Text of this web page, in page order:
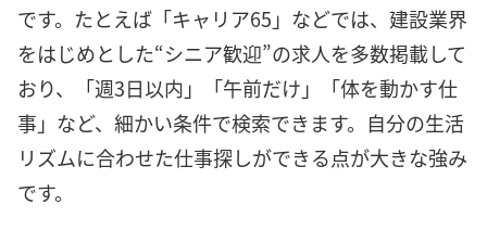
です。たとえば「キャリア65」などでは、建設業界
をはじめとした“シニア歓迎”の求人を多数掲載して
おり、「週3日以内」「午前だけ」「体を動かす仕
事」など、細かい条件で検索できます。自分の生活
リズムに合わせた仕事探しができる点が大きな強み
です。